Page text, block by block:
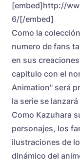
[embed]http://
6/[/embed]
Como la
numero de fans
en sus
capitulo con el
Animation" será
la serie se
Como Kazuhara
personajes, los
ilustraciones de
dinámico del